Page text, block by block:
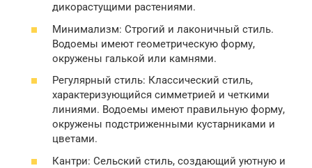
дикорастущими растениями.
Минимализм: Строгий и лаконичный стиль.
Водоемы имеют геометрическую форму,
окружены галькой или камнями.
Регулярный стиль: Классический стиль,
характеризующийся симметрией и четкими
линиями. Водоемы имеют правильную форму,
окружены подстриженными кустарниками и
цветами.
Кантри: Сельский стиль, создающий уютную и